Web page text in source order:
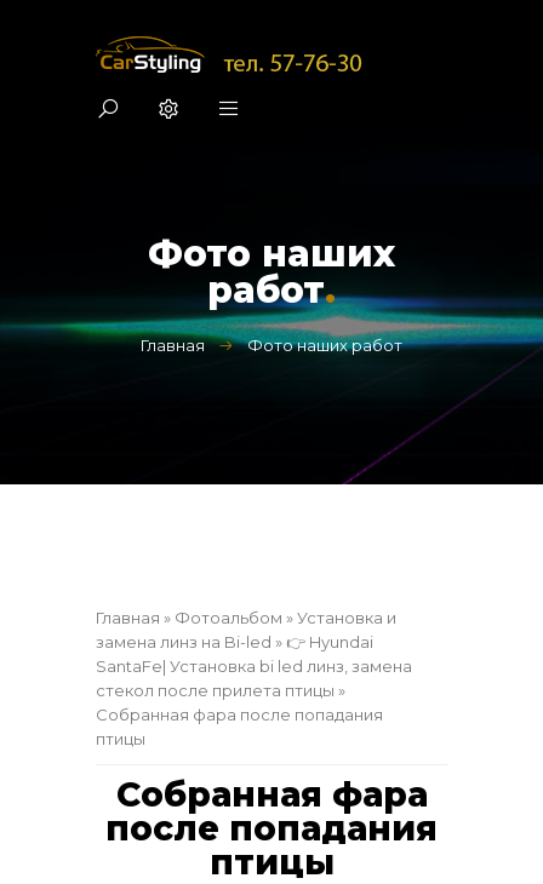
Фото наших
работ.
Главная Фото наших работ
Главная » Фотоальбом »Установка и
замена линз на Bi-led » 👉 Hyundai
SantaFe| Установка bi led линз, замена
стекол после прилета птицы »
Собранная фара после попадания
птицы
Собранная фара
после попадания
птицы